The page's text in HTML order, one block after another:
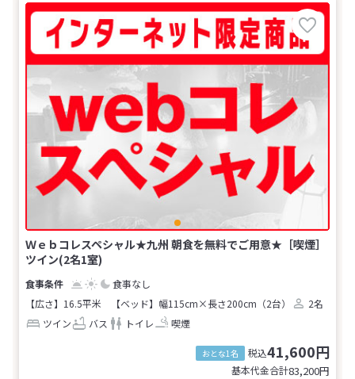
Ｗｅｂコレスペシャル★九州 朝食を無料でご用意★［喫煙］
ツイン(2名1室)
食事なし
【広さ】16.5平米
【ベッド】幅115cm×長さ200cm（2台）
2名
ツイン
バス トイレ 喫煙
おとな1名 税込41,600円
基本代金合計83,200円